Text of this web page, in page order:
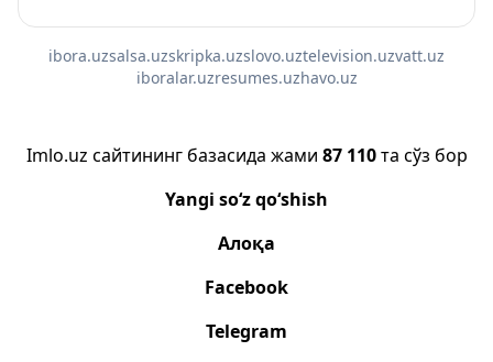
ibora.uzsalsa.uzskripka.uzslovo.uztelevision.uzvatt.uz
iboralar.uzresumes.uzhavo.uz
Imlo.uz сайтининг базасида жами 87 110та сўз бор
Yangi so‘z qo‘shish
Алоқа
Facebook
Telegram